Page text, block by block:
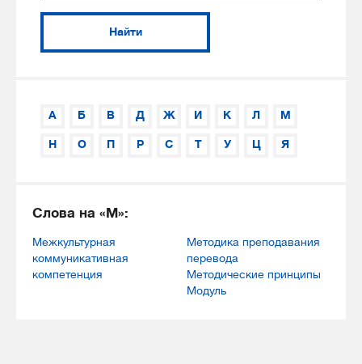
Найти
А Б В Д Ж И К Л М
Н О П Р С Т У Ц Я
Слова на «М»:
Межкультурная
коммуникативная
компетенция
Методика преподавания
перевода
Методические принципы
Модуль